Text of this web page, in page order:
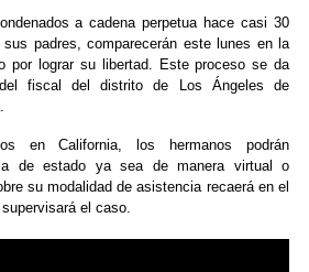
a cadena perpetua hace casi 30
padres, comparecerán este lunes en la
por lograr su libertad. Este proceso se da
fiscal del distrito de Los Ángeles de
en California, los hermanos podrán
de estado ya sea de manera virtual o
su modalidad de asistencia recaerá en el
el caso.